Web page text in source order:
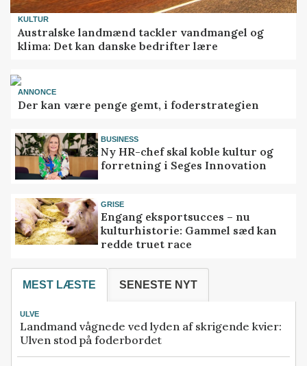
KULTUR
Australske landmænd tackler vandmangel og
klima: Det kan danske bedrifter lære
ANNONCE
Der kan være penge gemt, i foderstrategien
BUSINESS
Ny HR-chef skal koble kultur og
forretning i Seges Innovation
GRISE
Engang eksportsucces – nu
kulturhistorie: Gammel sæd kan
redde truet race
MEST LÆSTE SENESTE NYT
ULVE
Landmand vågnede ved lyden af skrigende kvier:
Ulven stod på foderbordet